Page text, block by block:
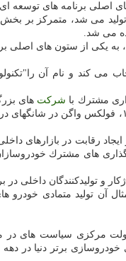
اصلی برنامه های توسعه
توسط كارخانه های مونتاژكار تولید
می شد.
و ماشین آلات است، به یكی
كند و نام آن
شركت های
رقابت در بازارهای
های مشترك
و تولیدكنندگان
آن تولید متمادی
مركزی سیاست های در